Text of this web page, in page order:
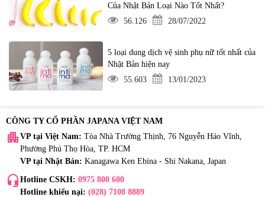
Của Nhật Bản Loại Nào Tốt Nhất?
56.126
28/07/2022
5 loại dung dịch vệ sinh phụ nữ tốt nhất của
Nhật Bản hiện nay
55.603
13/01/2023
CÔNG TY CỔ PHẦN JAPANA VIỆT NAM
apartment VP tại Việt Nam: Tòa Nhà Trường Thịnh, 76 Nguyễn Háo Vĩnh,
Phường Phú Thọ Hòa, TP. HCM
VP tại Nhật Bản: Kanagawa Ken Ebina - Shi Nakana, Japan
headset_mic Hotline CSKH: 0975 800 600
Hotline khiếu nại: (028) 7108 8889